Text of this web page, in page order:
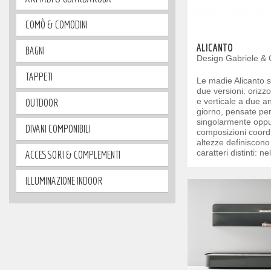
COMÒ & COMODINI
BAGNI
TAPPETI
OUTDOOR
DIVANI COMPONIBILI
ACCESSORI & COMPLEMENTI
ILLUMINAZIONE INDOOR
ALICANTO
Design Gabriele &
Le madie Alicanto
due versioni:
e verticale a due
giorno, pensate
singolarmente
composizioni
altezze
caratteri distinti: